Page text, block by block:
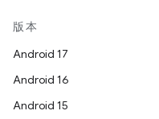
版本
Android 17
Android 16
Android 15